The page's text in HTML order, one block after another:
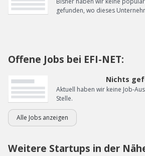
gefunden, wo dieses
Offene Jobs bei EFI-NET:
Nichts
Aktuell haben wir keine Job-
Stelle.
Alle Jobs anzeigen
Weitere Startups in der